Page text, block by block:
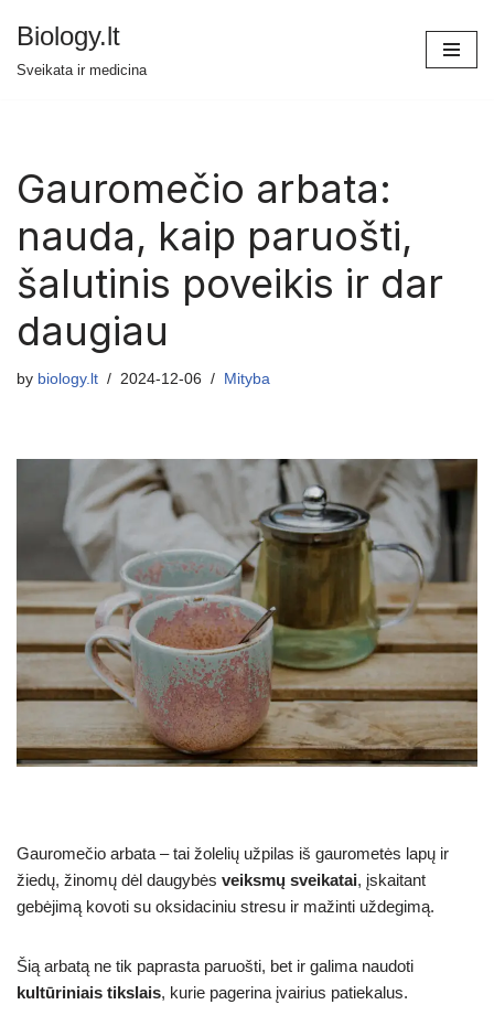
Biology.lt
Sveikata ir medicina
Gauromečio arbata:
nauda, kaip paruošti,
šalutinis poveikis ir dar
daugiau
by biology.lt 2024-12-06 Mityba
Gauromečio arbata – tai žolelių užpilas iš gaurometės lapų ir
žiedų, žinomų dėl daugybės veiksmų sveikatai, įskaitant
gebėjimą kovoti su oksidaciniu stresu ir mažinti uždegimą.
Šią arbatą ne tik paprasta paruošti, bet ir galima naudoti
kultūriniais tikslais, kurie pagerina įvairius patiekalus.